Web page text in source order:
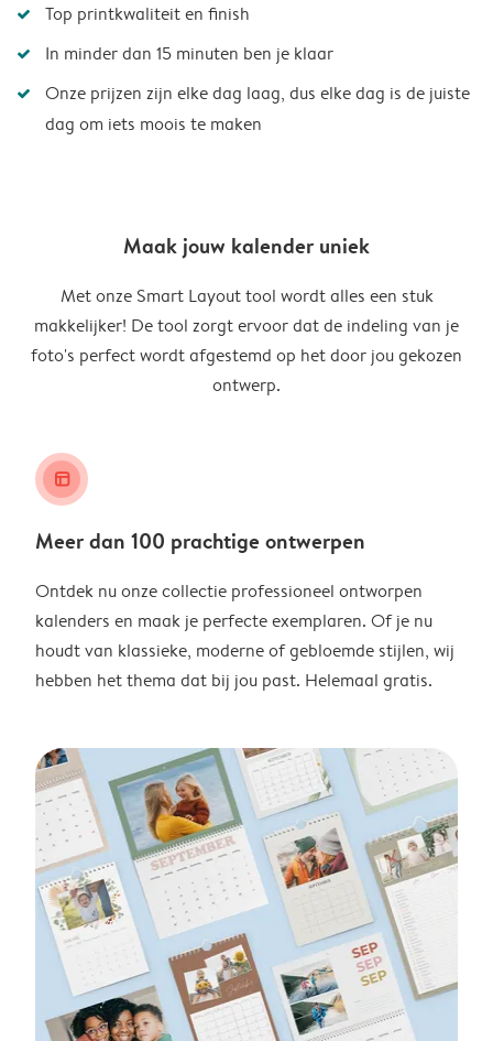
Top printkwaliteit en finish
In minder dan 15 minuten ben je klaar
Onze prijzen zijn elke dag laag, dus elke dag is de juiste
dag om iets moois te maken
Maak jouw kalender uniek
Met onze Smart Layout tool wordt alles een stuk
makkelijker! De tool zorgt ervoor dat de indeling van je
foto's perfect wordt afgestemd op het door jou gekozen
ontwerp.
layout_alt
Meer dan 100 prachtige ontwerpen
Ontdek nu onze collectie professioneel ontworpen
kalenders en maak je perfecte exemplaren. Of je nu
houdt van klassieke, moderne of gebloemde stijlen, wij
hebben het thema dat bij jou past. Helemaal gratis.